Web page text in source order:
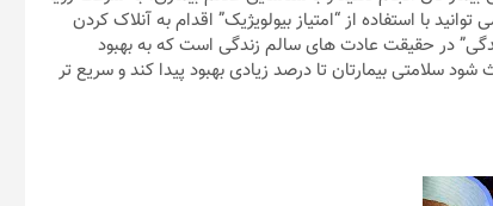
با استفاده از “امتیاز بیولویژیک” اقدام به آنلاک کردن
در حقیقت عادت های سالم زندگی است که به بهبود
سلامتی بیمارتان تا درصد زیادی بهبود پیدا کند و سریع تر